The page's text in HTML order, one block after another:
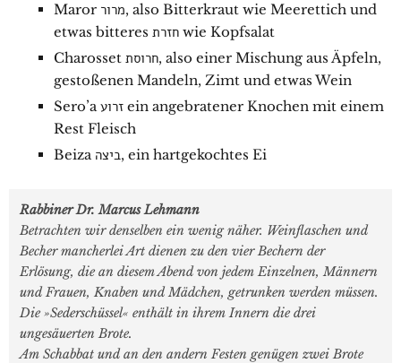
Maror מרור, also Bitterkraut wie Meerettich und
etwas bitteres חזרת wie Kopfsalat
Charosset חרוסת, also einer Mischung aus Äpfeln,
gestoßenen Mandeln, Zimt und etwas Wein
Sero’a זרוע ein angebratener Knochen mit einem
Rest Fleisch
Beiza ביצה, ein hartgekochtes Ei
Rabbiner Dr. Marcus Lehmann
Betrachten wir denselben ein wenig näher. Weinflaschen und
Becher mancherlei Art dienen zu den vier Bechern der
Erlösung, die an diesem Abend von jedem Einzelnen, Männern
und Frauen, Knaben und Mädchen, getrunken werden müssen.
Die »Sederschüssel« enthält in ihrem Innern die drei
ungesäuerten Brote.
Am Schabbat und an den andern Festen genügen zwei Brote